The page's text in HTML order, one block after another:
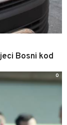
Bosni kod
0